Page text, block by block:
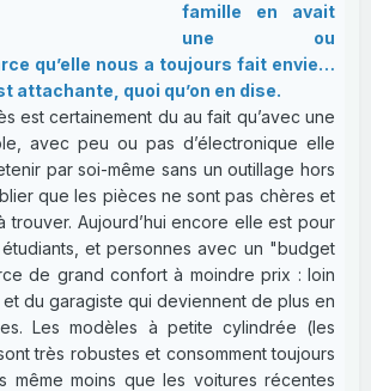
famille en avait
une ou
qu’elle nous a toujours fait envie…
attachante, quoi qu’on en dise.
est certainement du au fait qu’avec une
avec peu ou pas d’électronique elle
par soi-même sans un outillage hors
que les pièces ne sont pas chères et
trouver. Aujourd’hui encore elle est pour
et personnes avec un "budget
de grand confort à moindre prix : loin
du garagiste qui deviennent de plus en
Les modèles à petite cylindrée (les
très robustes et consomment toujours
même moins que les voitures récentes